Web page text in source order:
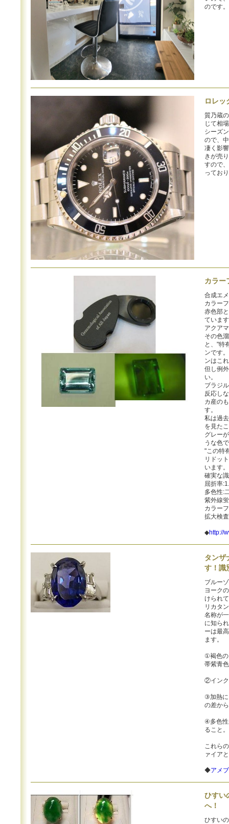
のです。
ロレッ
質乃蔵
じて相
シーズ
ので、
凄く影
きが売
すので
ってお
カラー
合成エ
カラー
赤色部
ていま
アクア
その色
と、"特
ンです
ンはこ
但し例
い。
ブラジ
反応し
カ産の
す。
私は過
を見た
グレー
うな色
"この特
リドッ
います。
確実な
屈折率
多色性:
紫外線
カラー
拡大検
◆http://
タンザ
す！識
ブルー
ヨーク
けられ
リカタ
名称が
に知ら
ーは最
ます。
①褐色の
帯紫青
②インク
③加熱に
の差か
④多色性
ること。
これら
ァイア
◆アメ
ひすい
へ！
ひすい